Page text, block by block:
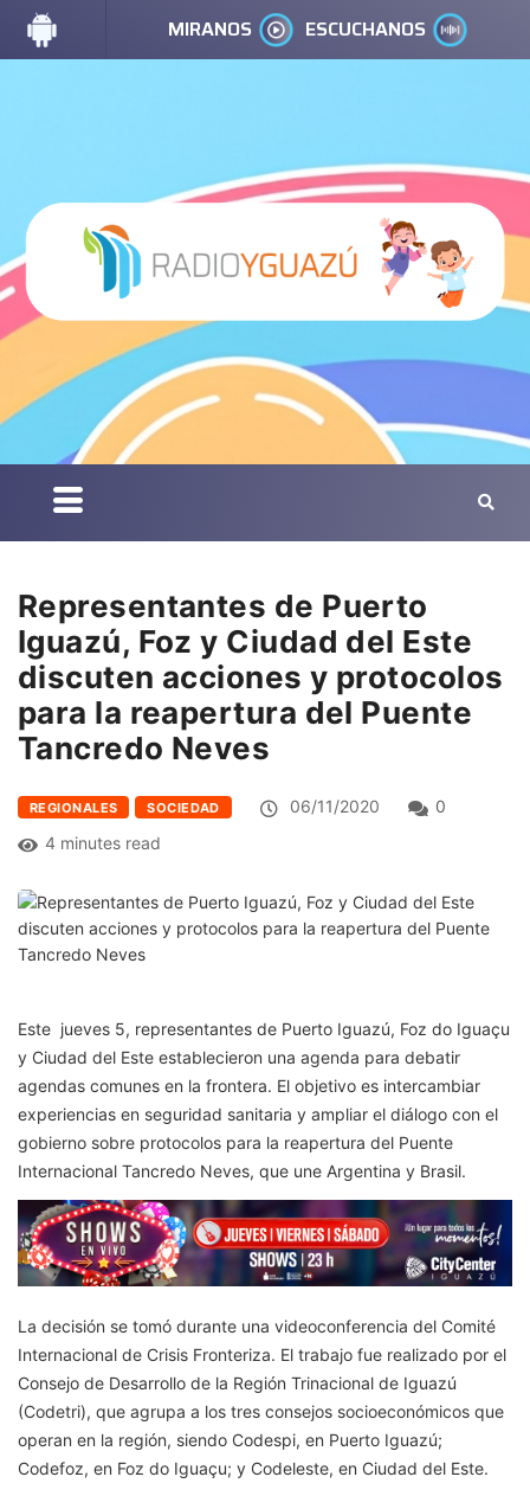
MIRANOS ESCUCHANOS
Representantes de Puerto
Iguazú, Foz y Ciudad del Este
discuten acciones y protocolos
para la reapertura del Puente
Tancredo Neves
REGIONALES SOCIEDAD 06/11/2020
0
4 minutes read
Este jueves 5, representantes de Puerto Iguazú, Foz do Iguaçu
y Ciudad del Este establecieron una agenda para debatir
agendas comunes en la frontera. El objetivo es intercambiar
experiencias en seguridad sanitaria y ampliar el diálogo con el
gobierno sobre protocolos para la reapertura del Puente
Internacional Tancredo Neves, que une Argentina y Brasil.
La decisión se tomó durante una videoconferencia del Comité
Internacional de Crisis Fronteriza. El trabajo fue realizado por el
Consejo de Desarrollo de la Región Trinacional de Iguazú
(Codetri), que agrupa a los tres consejos socioeconómicos que
operan en la región, siendo Codespi, en Puerto Iguazú;
Codefoz, en Foz do Iguaçu; y Codeleste, en Ciudad del Este.